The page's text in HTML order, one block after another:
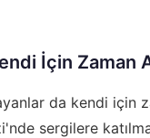
İçin Zaman
da kendi için
sergilere